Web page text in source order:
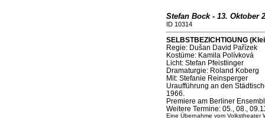
Stefan Bock - 13. Oktober
ID 10314
SELBSTBEZICHTIGUNG
Regie: Dušan David Pařízek
Kostüme: Kamila Polívková
Licht: Stefan Pfeistlinger
Dramaturgie: Roland Koberg
Mit: Stefanie Reinsperger
Uraufführung an den
1966.
Premiere am Berliner
Weitere Termine: 05., 08.,
Eine Übernahme vom Volkstheater